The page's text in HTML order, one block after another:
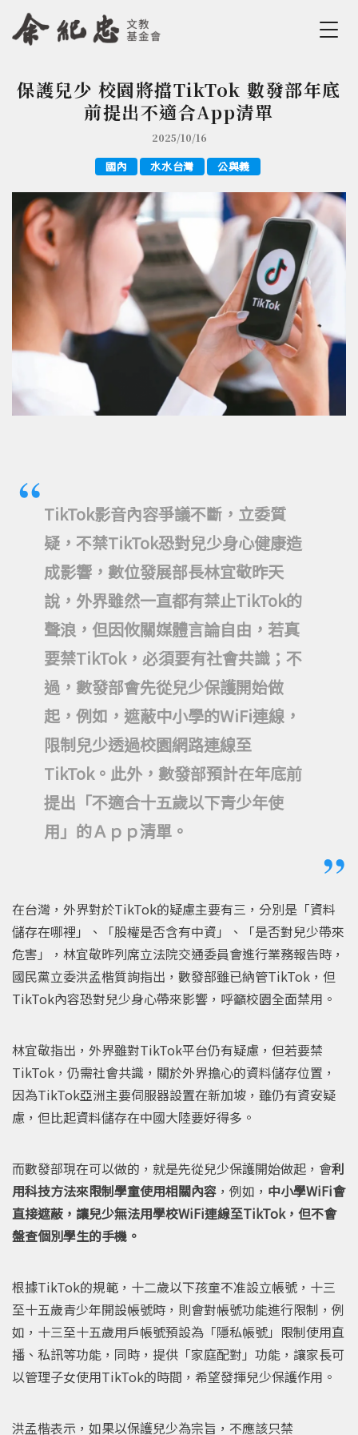
Jump to Navigation
Jump to Main content
您在這裡
保護兒少 校園將擋TikTok 數發部年底
前提出不適合App清單
2025/10/16
國內 水水台灣 公與義
TikTok影音內容爭議不斷，立委質
疑，不禁TikTok恐對兒少身心健康造
成影響，數位發展部長林宜敬昨天
說，外界雖然一直都有禁止TikTok的
聲浪，但因攸關媒體言論自由，若真
要禁TikTok，必須要有社會共識；不
過，數發部會先從兒少保護開始做
起，例如，遮蔽中小學的WiFi連線，
限制兒少透過校園網路連線至
TikTok。此外，數發部預計在年底前
提出「不適合十五歲以下青少年使
用」的Ａｐｐ清單。
在台灣，外界對於TikTok的疑慮主要有三，分別是「資料
儲存在哪裡」、「股權是否含有中資」、「是否對兒少帶來
危害」，林宜敬昨列席立法院交通委員會進行業務報告時，
國民黨立委洪孟楷質詢指出，數發部雖已納管TikTok，但
TikTok內容恐對兒少身心帶來影響，呼籲校園全面禁用。
林宜敬指出，外界雖對TikTok平台仍有疑慮，但若要禁
TikTok，仍需社會共識，關於外界擔心的資料儲存位置，
因為TikTok亞洲主要伺服器設置在新加坡，雖仍有資安疑
慮，但比起資料儲存在中國大陸要好得多。
而數發部現在可以做的，就是先從兒少保護開始做起，會利
用科技方法來限制學童使用相關內容 ，例如， 中小學WiFi會
直接遮蔽，讓兒少無法用學校WiFi連線至TikTok，但不會
盤查個別學生的手機。
根據TikTok的規範，十二歲以下孩童不准設立帳號，十三
至十五歲青少年開設帳號時，則會對帳號功能進行限制，例
如，十三至十五歲用戶帳號預設為「隱私帳號」限制使用直
播、私訊等功能，同時，提供「家庭配對」功能，讓家長可
以管理子女使用TikTok的時間，希望發揮兒少保護作用。
洪孟楷表示，如果以保護兒少為宗旨，不應該只禁